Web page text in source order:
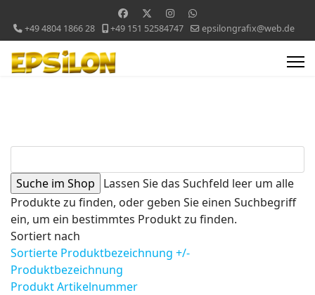
+49 4804 1866 28 +49 151 52584747 epsilongrafix@web.de
Lassen Sie das Suchfeld leer um alle
Produkte zu finden, oder geben Sie einen Suchbegriff
ein, um ein bestimmtes Produkt zu finden.
Sortiert nach
Sortierte Produktbezeichnung +/-
Produktbezeichnung
Produkt Artikelnummer